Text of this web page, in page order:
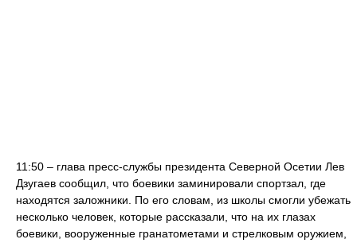
11:50 – глава пресс-службы президента Северной Осетии Лев
Дзугаев сообщил, что боевики заминировали спортзал, где
находятся заложники. По его словам, из школы смогли убежать
несколько человек, которые рассказали, что на их глазах
боевики, вооруженные гранатометами и стрелковым оружием,